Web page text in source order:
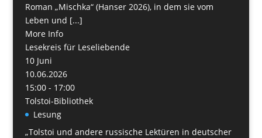
Roman „Mischka“ (Hanser 2026), in dem sie vom
Leben und [...]
More Info
Lesekreis für Leseliebende
10 Juni
10.06.2026
15:00 - 17:00
Tolstoi-Bibliothek
Lesung
„Tolstoi und andere russische Lektüren in deutscher